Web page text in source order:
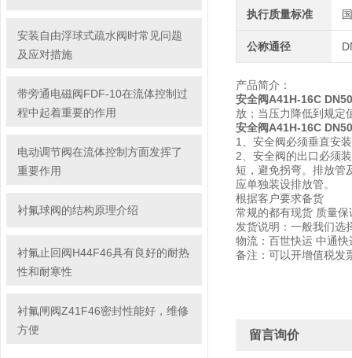
安装自由浮球式疏水阀时常见问题
及应对措施
带旁通电磁阀FDF-10在流体控制过
程中起着重要的作用
电动调节阀在流体控制方面发挥了
重要作用
衬氟球阀的结构原理介绍
衬氟止回阀H44F46具有良好的耐热
性和耐寒性
衬氟闸阀Z41F46密封性能好，维修
方便
执行质量标准
公称通径
产品简介：
安全阀A41H-16C
放；当压力降低到规定
安全阀A41H-16C
1、安全阀必须垂直安
2、安全阀的出口必须
短，避免拐弯。排放管
应单独装设排放管。
根据客户要求备货
常规的都有现货 质量
发货说明：一般我们选
物流：百世快运 中通
备注：可以开增值税发
留言询价